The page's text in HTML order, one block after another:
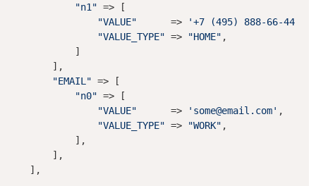
"n1" => [
"VALUE"
      =>
'+7 (495) 888-66-44'
"VALUE_TYPE" => "HOME" ,
            ]
        ],
"EMAIL" => [
"n0" => [
"VALUE"
      =>
'some@email.com' ,
"VALUE_TYPE" => "WORK" ,
            ],
        ],
    ],